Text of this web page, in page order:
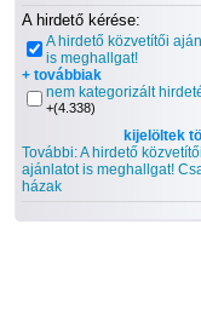
A hirdető kérése:
A hirdető közvetítői
is meghallgat!
+ továbbiak
nem kategorizált
+(4.338)
kijelöltek
További: A hirdető közvetítői
ajánlatot is meghallgat!
házak